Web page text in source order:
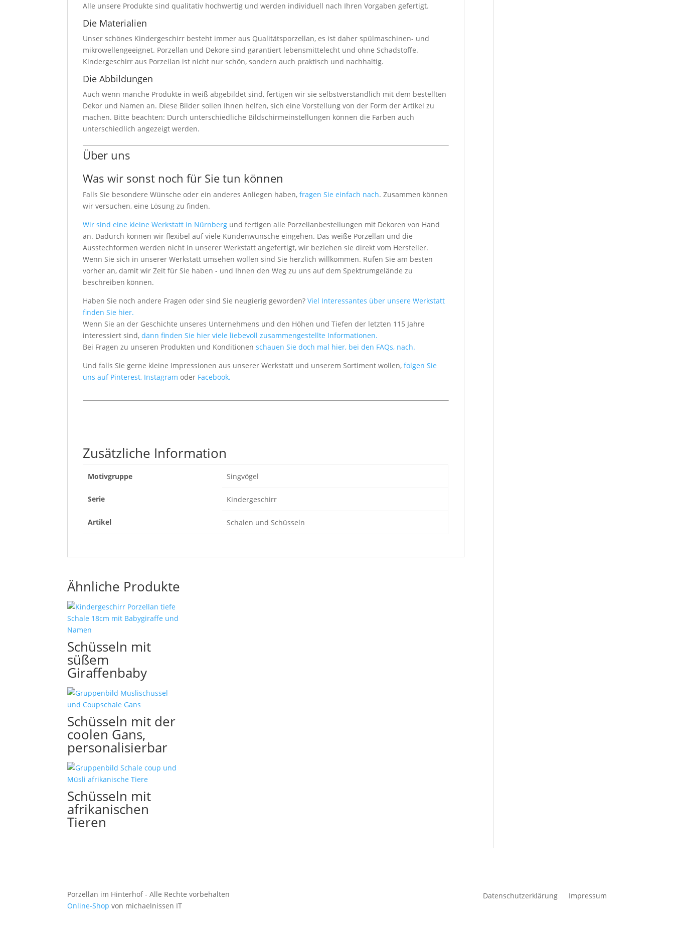
Alle unsere Produkte sind qualitativ hochwertig und werden individuell nach Ihren Vorgaben gefertigt.
Die Materialien
Unser schönes Kindergeschirr besteht immer aus Qualitätsporzellan, es ist daher spülmaschinen- und
mikrowellengeeignet. Porzellan und Dekore sind garantiert lebensmittelecht und ohne Schadstoffe.
Kindergeschirr aus Porzellan ist nicht nur schön, sondern auch praktisch und nachhaltig.
Die Abbildungen
Auch wenn manche Produkte in weiß abgebildet sind, fertigen wir sie selbstverständlich mit dem bestellten
Dekor und Namen an. Diese Bilder sollen Ihnen helfen, sich eine Vorstellung von der Form der Artikel zu
machen. Bitte beachten: Durch unterschiedliche Bildschirmeinstellungen können die Farben auch
unterschiedlich angezeigt werden.
Über uns
Was wir sonst noch für Sie tun können
Falls Sie besondere Wünsche oder ein anderes Anliegen haben,fragen Sie einfach nach. Zusammen können
wir versuchen, eine Lösung zu finden.
Wir sind eine kleine Werkstatt in Nürnberg und fertigen alle Porzellanbestellungen mit Dekoren von Hand
an. Dadurch können wir flexibel auf viele Kundenwünsche eingehen. Das weiße Porzellan und die
Ausstechformen werden nicht in unserer Werkstatt angefertigt, wir beziehen sie direkt vom Hersteller.
Wenn Sie sich in unserer Werkstatt umsehen wollen sind Sie herzlich willkommen. Rufen Sie am besten
vorher an, damit wir Zeit für Sie haben - und Ihnen den Weg zu uns auf dem Spektrumgelände zu
beschreiben können.
Haben Sie noch andere Fragen oder sind Sie neugierig geworden? Viel Interessantes über unsere Werkstatt
finden Sie hier.
Wenn Sie an der Geschichte unseres Unternehmens und den Höhen und Tiefen der letzten 115 Jahre
interessiert sind,dann finden Sie hier viele liebevoll zusammengestellte Informationen.
Bei Fragen zu unseren Produkten und Konditionenschauen Sie doch mal hier, bei den FAQs, nach.
Und falls Sie gerne kleine Impressionen aus unserer Werkstatt und unserem Sortiment wollen, folgen Sie
uns auf Pinterest, Instagramoder Facebook.
Zusätzliche Information
Motivgruppe Singvögel
Serie Kindergeschirr
Artikel Schalen und Schüsseln
Ähnliche Produkte
Schüsseln mit
süßem
Giraffenbaby
Schüsseln mit der
coolen Gans,
personalisierbar
Schüsseln mit
afrikanischen
Tieren
Porzellan im Hinterhof - Alle Rechte vorbehalten
Online-Shop von michaelnissen IT
Datenschutzerklärung Impressum